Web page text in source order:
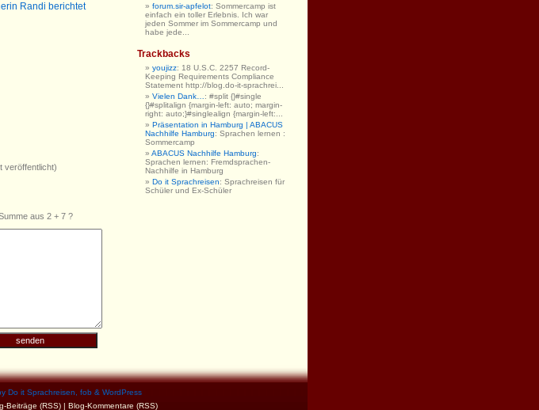
Randi berichtet
veröffentlicht)
aus 2 + 7 ?
forum.sir-apfelot: Sommercamp ist
einfach ein toller Erlebnis. Ich war
jeden Sommer im Sommercamp und
habe jede...
Trackbacks
youjizz: 18 U.S.C. 2257 Record-
Keeping Requirements Compliance
Statement http://blog.do-it-sprachrei...
Vielen Dank… : #split {}#single
{}#splitalign {margin-left: auto; margin-
right: auto;}#singlealign {margin-left:...
Präsentation in Hamburg | ABACUS
Nachhilfe Hamburg: Sprachen lernen :
Sommercamp
ABACUS Nachhilfe Hamburg:
Sprachen lernen: Fremdsprachen-
Nachhilfe in Hamburg
Do it Sprachreisen: Sprachreisen für
Schüler und Ex-Schüler
Do it Sprachreisen fob & WordPress
Beiträge (RSS)| Blog-Kommentare (RSS)